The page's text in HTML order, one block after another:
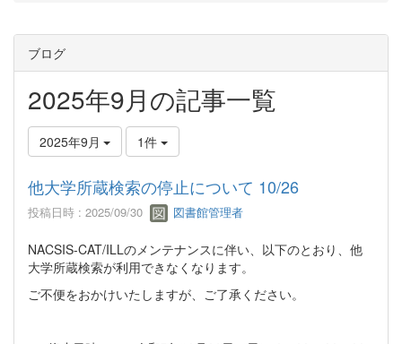
ブログ
2025年9月の記事一覧
2025年9月 1件
他大学所蔵検索の停止について 10/26
投稿日時 : 2025/09/30 図書館管理者
NACSIS-CAT/ILLのメンテナンスに伴い、以下のとおり、他
大学所蔵検索が利用できなくなります。
ご不便をおかけいたしますが、ご了承ください。